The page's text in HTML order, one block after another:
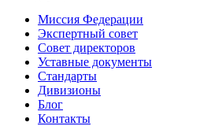
Миссия Федерации
Экспертный совет
Совет директоров
Уставные документы
Стандарты
Дивизионы
Блог
Контакты